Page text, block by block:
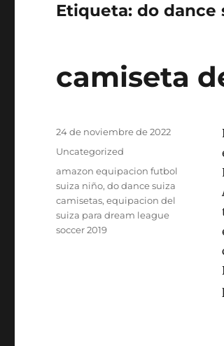
Etiqueta:do dance
camiseta
Publicado
24 de noviembre de 2022
Categorías
Uncategorized
Etiquetas
amazon equipacion futbol
suiza niño,do dance suiza
camisetas,equipacion del
suiza para dream league
soccer 2019